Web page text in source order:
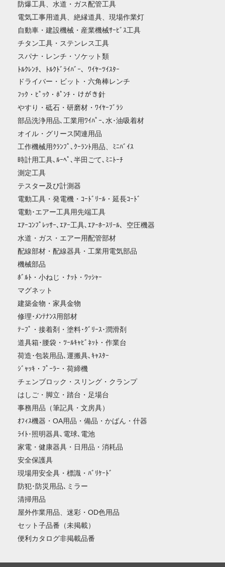
防爆工具、水道・ガス配管工具
電気工事用道具、絶縁道具、現場作業灯
自動車・建設機械・産業機械ｻｰﾋﾞｽ工具
チタン工具・ステンレス工具
スパナ・レンチ・ソケット類
ﾄﾙｸﾚﾝﾁ、ﾄﾙｸﾄﾞﾗｲﾊﾞｰ、ﾜｲﾔｰﾂｲｽﾀｰ
ドライバー・ビット・六角棒レンチ
ﾌｯｸ・ﾋﾟｯｸ・ﾎﾟﾝﾁ・けがき針
やすり・砥石・研磨材・ﾜｲﾔｰﾌﾞﾗｼ
部品洗浄用品､工業用ﾜｲﾊﾟｰ､水･油吸着材
オイル・グリース関連用品
工作機械用ｸﾗﾝﾌﾟ､ｸｰﾗﾝﾄ用品、ﾐﾆﾊﾞｲｽ
時計用工具､ﾙｰﾍﾟ､半田ごて､ﾐﾆﾄｰﾁ
測定工具
テスター及び計測器
電動工具・発電機・ｺｰﾄﾞﾘｰﾙ・延長ｺｰﾄﾞ
電動･エアー工具用先端工具
ｴｱｰｺﾝﾌﾟﾚｯｻｰ､ｴｱｰ工具､ｴｱｰﾎｰｽﾘｰﾙ、空圧機器
水道・ガス・エアー用配管部材
配線部材・配線器具・工業用電気部品
機械部品
ﾎﾞﾙﾄ・小ねじ・ﾅｯﾄ・ﾜｯｼｬｰ
マグネット
建築金物・家具金物
修理･ﾒﾝﾃﾅﾝｽ用部材
ﾃｰﾌﾟ・接着剤・塗料･ｸﾞﾘｰｽ･潤滑剤
道具箱･腰袋・ﾂｰﾙｷｬﾋﾞﾈｯﾄ・作業台
荷造･包装用品､運搬具､ｷｬｽﾀｰ
ｼﾞｬｯｷ・ﾌﾟｰﾗｰ・荷締機
チェンブロック・スリング・クランプ
はしご・脚立・踏台・足場台
事務用品（筆記具・文房具）
ｵﾌｨｽ機器・OA用品・備品・かばん・什器
ﾗｲﾄ･照明器具､電球､電池
家電・健康器具・日用品・消耗品
安全保護具
現場用安全具・標識・ﾊﾞﾘｹｰﾄﾞ
防犯･防災用品､ミラー
清掃用品
屋外作業用品、迷彩・OD色用品
セット子品番（未掲載）
便利カタログ非掲載品番